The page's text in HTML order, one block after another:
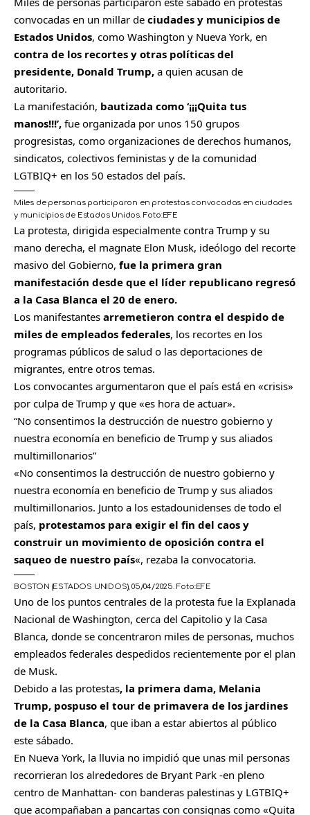
convocadas en un millar de ciudades y municipios de
Estados Unidos, como Washington y Nueva York, en
contra de los recortes y otras políticas del
presidente, Donald Trump, a quien acusan de
autoritario.
La manifestación, bautizada como ‘¡¡¡Quita tus
manos!!!’, fue organizada por unos 150 grupos
progresistas, como organizaciones de derechos humanos,
sindicatos, colectivos feministas y de la comunidad
LGTBIQ+ en los 50 estados del país.
Miles de personas participaron en protestas convocadas en ciudades
y municipios de Estados Unidos.Foto:EFE
La protesta, dirigida especialmente contra Trump y su
mano derecha, el magnate Elon Musk, ideólogo del recorte
masivo del Gobierno, fue la primera gran
manifestación desde que el líder republicano regresó
a la Casa Blanca el 20 de enero.
Los manifestantes arremetieron contra el despido de
miles de empleados federales, los recortes en los
programas públicos de salud o las deportaciones de
migrantes, entre otros temas.
Los convocantes argumentaron que el país está en «crisis»
por culpa de Trump y que «es hora de actuar».
No consentimos la destrucción de nuestro gobierno y
nuestra economía en beneficio de Trump y sus aliados
multimillonarios
«No consentimos la destrucción de nuestro gobierno y
nuestra economía en beneficio de Trump y sus aliados
multimillonarios. Junto a los estadounidenses de todo el
país, protestamos para exigir el fin del caos y
construir un movimiento de oposición contra el
saqueo de nuestro país«, rezaba la convocatoria.
BOSTON (ESTADOS UNIDOS), 05/04/2025.Foto:EFE
Uno de los puntos centrales de la protesta fue la Explanada
Nacional de Washington, cerca del Capitolio y la Casa
Blanca, donde se concentraron miles de personas, muchos
empleados federales despedidos recientemente por el plan
de Musk.
Debido a las protestas, la primera dama, Melania
Trump, pospuso el tour de primavera de los jardines
de la Casa Blanca, que iban a estar abiertos al público
este sábado.
En Nueva York, la lluvia no impidió que unas mil personas
recorrieran los alrededores de Bryant Park -en pleno
centro de Manhattan- con banderas palestinas y LGTBIQ+
que acompañaban a pancartas con consignas como «Quita